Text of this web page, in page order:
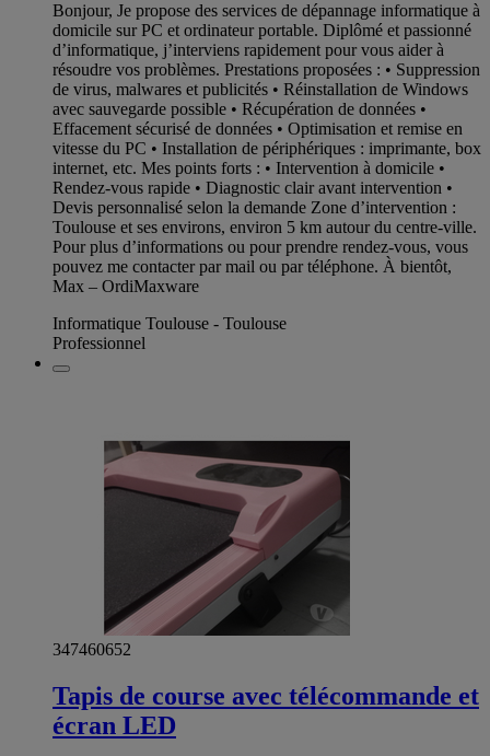
Bonjour, Je propose des services de dépannage informatique à
domicile sur PC et ordinateur portable. Diplômé et passionné
d’informatique, j’interviens rapidement pour vous aider à
résoudre vos problèmes. Prestations proposées : • Suppression
de virus, malwares et publicités • Réinstallation de Windows
avec sauvegarde possible • Récupération de données •
Effacement sécurisé de données • Optimisation et remise en
vitesse du PC • Installation de périphériques : imprimante, box
internet, etc. Mes points forts : • Intervention à domicile •
Rendez-vous rapide • Diagnostic clair avant intervention •
Devis personnalisé selon la demande Zone d’intervention :
Toulouse et ses environs, environ 5 km autour du centre-ville.
Pour plus d’informations ou pour prendre rendez-vous, vous
pouvez me contacter par mail ou par téléphone. À bientôt,
Max – OrdiMaxware
Informatique Toulouse - Toulouse
Professionnel
347460652
Tapis de course avec télécommande et
écran LED